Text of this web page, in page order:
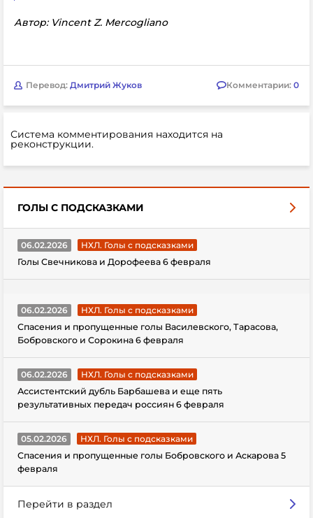
Автор: Vincent Z. Mercogliano
Перевод: Дмитрий Жуков Комментарии: 0
Система комментирования находится на
реконструкции.
ГОЛЫ С ПОДСКАЗКАМИ
06.02.2026
НХЛ. Голы с подсказками
Голы Свечникова и Дорофеева 6 февраля
06.02.2026
НХЛ. Голы с подсказками
Спасения и пропущенные голы Василевского, Тарасова,
Бобровского и Сорокина 6 февраля
06.02.2026
НХЛ. Голы с подсказками
Ассистентский дубль Барбашева и еще пять
результативных передач россиян 6 февраля
05.02.2026
НХЛ. Голы с подсказками
Спасения и пропущенные голы Бобровского и Аскарова 5
февраля
Перейти в раздел